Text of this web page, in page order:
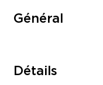
Général
Détails